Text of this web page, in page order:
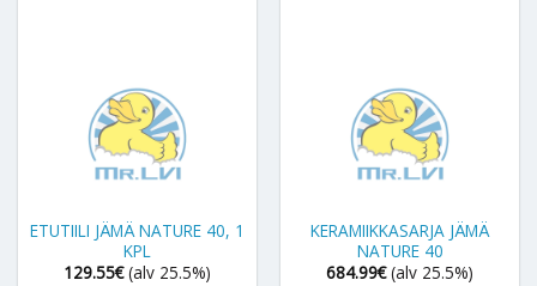
ETUTIILI JÄMÄ NATURE 40, 1
KPL
129.55€ (alv 25.5%)
KERAMIIKKASARJA JÄMÄ
NATURE 40
684.99€ (alv 25.5%)